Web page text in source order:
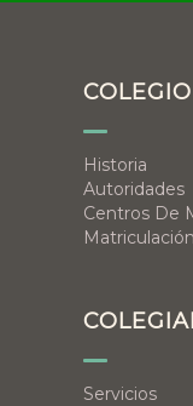
COLEGIO
Historia
Autoridades
Centros De
Matriculación
Servicios